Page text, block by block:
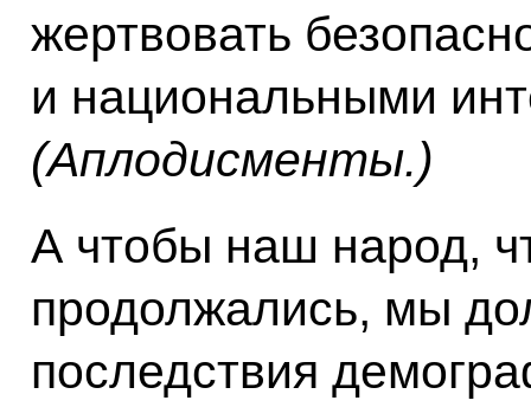
жертвовать
и национальными
(Аплодисменты.)
А чтобы наш народ,
продолжались, мы
последствия